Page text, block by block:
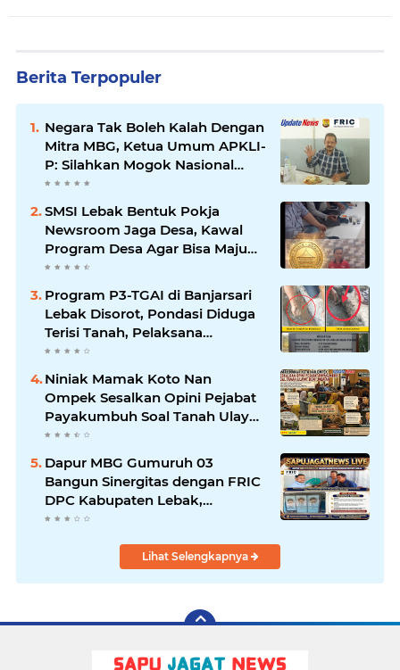
Berita Terpopuler
Negara Tak Boleh Kalah Dengan
Mitra MBG, Ketua Umum APKLI-
P: Silahkan Mogok Nasional
Ganti Kantin Sekolah
SMSI Lebak Bentuk Pokja
Newsroom Jaga Desa, Kawal
Program Desa Agar Bisa Maju
dan Mandiri
Program P3-TGAI di Banjarsari
Lebak Disorot, Pondasi Diduga
Terisi Tanah, Pelaksana
Terancam Sanksi Berat Hingga
Pidana
Niniak Mamak Koto Nan
Ompek Sesalkan Opini Pejabat
Payakumbuh Soal Tanah Ulayat
Demi Jabatan
Dapur MBG Gumuruh 03
Bangun Sinergitas dengan FRIC
DPC Kabupaten Lebak,
Komitmen Jalankan SOP BGN
Lihat Selengkapnya